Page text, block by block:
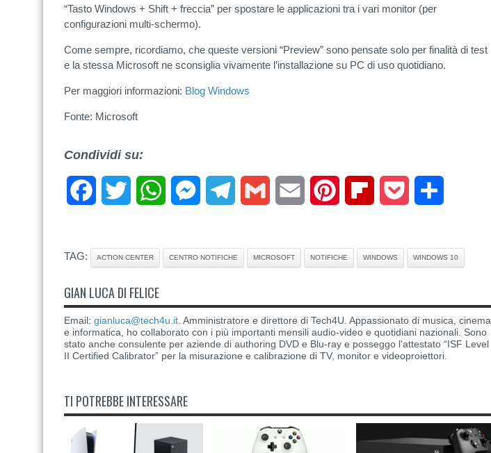
“Tasto Windows + Shift + freccia” per spostare le applicazioni tra i vari monitor (per
configurazioni multi-schermo).
Come sempre, ricordiamo, che queste versioni “Preview” sono pensate solo per finalità di test
e la stessa Microsoft ne sconsiglia vivamente l’installazione su PC di uso quotidiano.
Per maggiori informazioni: Blog Windows
Fonte: Microsoft
Condividi su:
FacebookTwitter WhatsAppMessengerTelegramGmail Email Pinterest FlipboardPocket
TAG: ACTION CENTER CENTRO NOTIFICHE MICROSOFT NOTIFICHE WINDOWS WINDOWS 10
GIAN LUCA DI FELICE
Email: gianluca@tech4u.it . Amministratore e direttore di Tech4U. Appassionato di musica, cinema
e informatica, ho collaborato con i più importanti mensili audio-video e quotidiani nazionali. Sono
stato anche consulente per aziende di authoring DVD e Blu-ray e posseggo l’attestato “ISF Level
II Certified Calibrator” per la misurazione e calibrazione di TV, monitor e videoproiettori.
TI POTREBBE INTERESSARE